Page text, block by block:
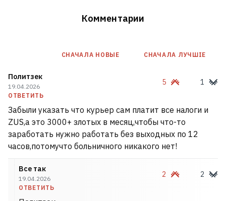
Комментарии
СНАЧАЛА НОВЫE СНАЧАЛА ЛУЧШІЕ
Политзек
19.04.2026
ОТВЕТИТЬ
5 1
Забыли указать что курьер сам платит все налоги и
ZUS,а это 3000+ злотых в месяц,чтобы что-то
заработать нужно работать без выходных по 12
часов,потомучто больничного никакого нет!
Все так
19.04.2026
ОТВЕТИТЬ
2 2